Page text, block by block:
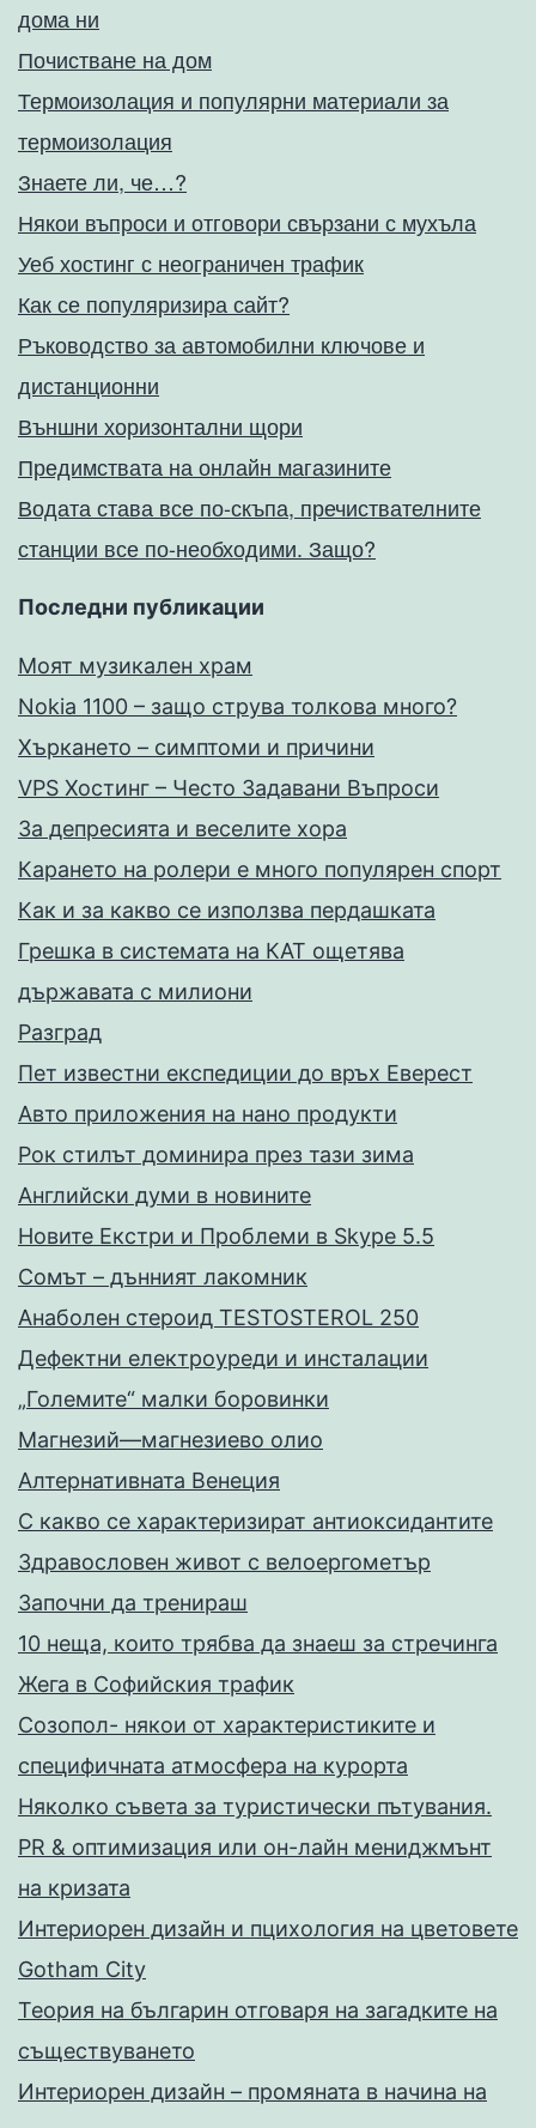
дома ни
Почистване на дом
Термоизолация и популярни материали за
термоизолация
Знаете ли, че…?
Някои въпроси и отговори свързани с мухъла
Уеб хостинг с неограничен трафик
Как се популяризира сайт?
Ръководство за автомобилни ключове и
дистанционни
Външни хоризонтални щори
Предимствата на онлайн магазините
Водата става все по-скъпа, пречиствателните
станции все по-необходими. Защо?
Последни публикации
Моят музикален храм
Nokia 1100 – защо струва толкова много?
Хъркането – симптоми и причини
VPS Хостинг – Често Задавани Въпроси
За депресията и веселите хора
Карането на ролери е много популярен спорт
Как и за какво се използва пердашката
Грешка в системата на КАТ ощетява
държавата с милиони
Разград
Пет известни експедиции до връх Еверест
Авто приложения на нано продукти
Рок стилът доминира през тази зима
Английски думи в новините
Новите Екстри и Проблеми в Skype 5.5
Сомът – дънният лакомник
Анаболен стероид TESTOSTEROL 250
Дефектни електроуреди и инсталации
„Големите“ малки боровинки
Магнезий—магнезиево олио
Алтернативната Венеция
С какво се характеризират антиоксидантите
Здравословен живот с велоергометър
Запoчни да тренираш
10 неща, които трябва да знаеш за стречинга
Жега в Софийския трафик
Созопол- някои от характеристиките и
специфичната атмосфера на курорта
Няколко съвета за туристически пътувания.
PR & оптимизация или он-лайн мениджмънт
на кризата
Интериорен дизайн и пцихология на цветовете
Gotham City
Теория на българин отговаря на загадките на
съществуването
Интериорен дизайн – промяната в начина на